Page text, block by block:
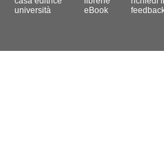
università
eBook